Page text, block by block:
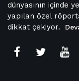
dünyasının içinde
yapılan özel
dikkat çekiyor.